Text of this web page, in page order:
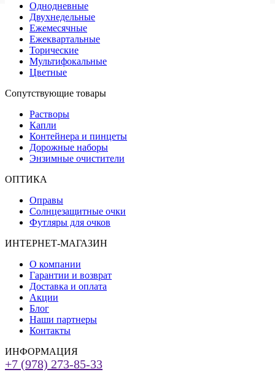
Однодневные
Двухнедельные
Ежемесячные
Ежеквартальные
Торические
Мультифокальные
Цветные
Сопутствующие товары
Растворы
Капли
Контейнера и пинцеты
Дорожные наборы
Энзимные очистители
ОПТИКА
Оправы
Солнцезащитные очки
Футляры для очков
ИНТЕРНЕТ-МАГАЗИН
О компании
Гарантии и возврат
Доставка и оплата
Акции
Блог
Наши партнеры
Контакты
ИНФОРМАЦИЯ
+7 (978) 273-85-33